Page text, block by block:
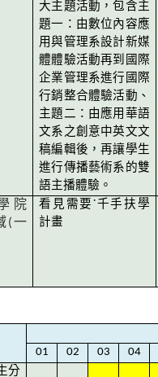
大主題活動，包含主
題一：由數位內容應
用與管理系設計新媒
體體驗活動再到國際
企業管理系進行國際
行銷整合體驗活動、
主題二：由應用華語
文系之創意中英文文
稿編輯後，再讓學生
進行傳播藝術系的雙
語主播體驗。
院
(一
看見需要 ˙千手扶學
計畫
01
02 03 04
分